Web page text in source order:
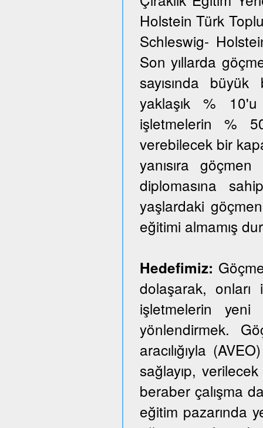
Holstein Türk
Schleswig-
Son yıllarda
sayısında
yaklaşık %
işletmelerin %
verebilecek bir
yanısıra
diplomasına
yaşlardaki
eğitimi almamış
Hedefimiz:
dolaşarak,
işletmelerin
yönlendirmek.
aracılığıyla
sağlayıp,
beraber çalışma
eğitim pazarında